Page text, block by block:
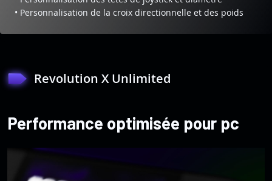
• Personnalisation de la croix directionnelle et des poids
Revolution X Unlimited
Performance optimisée pour pc